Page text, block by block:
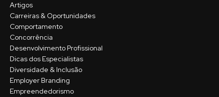
Artigos
Carreiras & Oportunidades
Comportamento
Concorrência
Desenvolvimento Profissional
Dicas dos Especialistas
Diversidade & Inclusão
Employer Branding
Empreendedorismo